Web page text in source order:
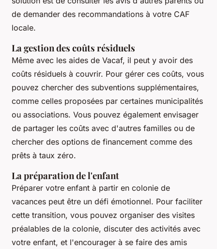
de demander des recommandations à votre CAF
locale.
La gestion des coûts résiduels
Même avec les aides de Vacaf, il peut y avoir des
coûts résiduels à couvrir. Pour gérer ces coûts, vous
pouvez chercher des subventions supplémentaires,
comme celles proposées par certaines municipalités
ou associations. Vous pouvez également envisager
de partager les coûts avec d'autres familles ou de
chercher des options de financement comme des
prêts à taux zéro.
La préparation de l'enfant
Préparer votre enfant à partir en colonie de
vacances peut être un défi émotionnel. Pour faciliter
cette transition, vous pouvez organiser des visites
préalables de la colonie, discuter des activités avec
votre enfant, et l'encourager à se faire des amis